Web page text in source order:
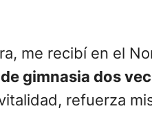
me recibí en el
gimnasia dos
refuerza